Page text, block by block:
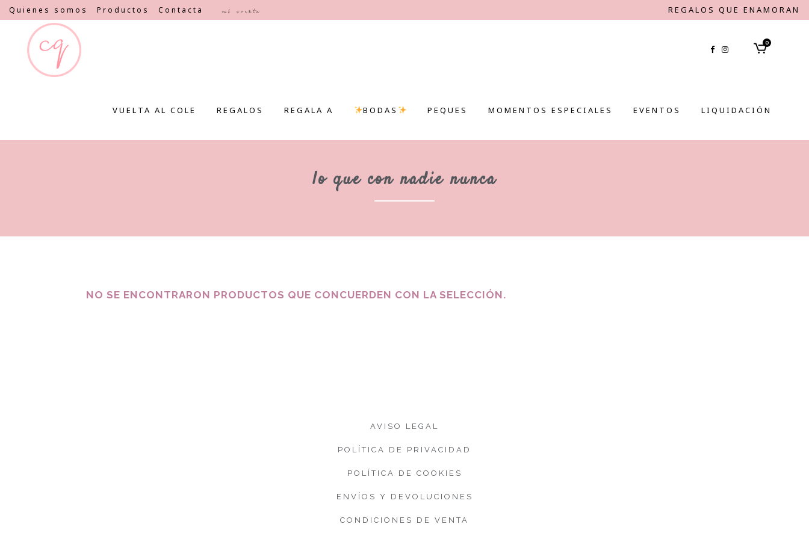
Quienes somos Productos Contacta Mi cuenta REGALOS QUE ENAMORAN
0
VUELTA AL COLE REGALOS REGALA A BODAS PEQUES MOMENTOS ESPECIALES EVENTOS LIQUIDACIÓN
lo que con nadie nunca
NO SE ENCONTRARON PRODUCTOS QUE CONCUERDEN CON LA SELECCIÓN.
AVISO LEGAL
POLÍTICA DE PRIVACIDAD
POLÍTICA DE COOKIES
ENVÍOS Y DEVOLUCIONES
CONDICIONES DE VENTA